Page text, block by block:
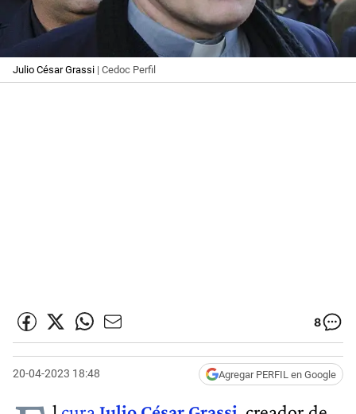
Julio César Grassi | Cedoc Perfil
8
20-04-2023 18:48 Agregar PERFIL en Google